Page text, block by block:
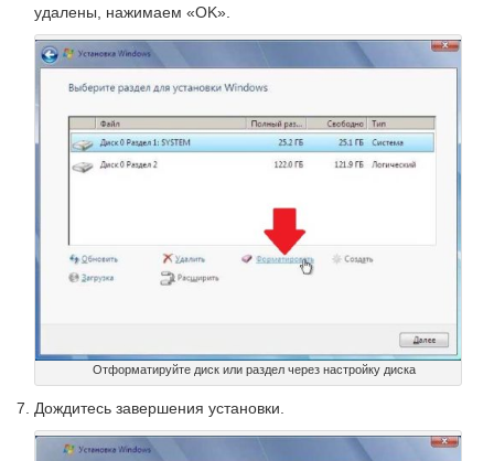
удалены, нажимаем «OK».
Отформатируйте диск или раздел через настройку диска
Дождитесь завершения установки.